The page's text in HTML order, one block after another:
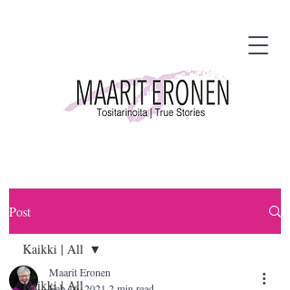
Post
Kaikki | All
Kaikki | All
Maarit Eronen